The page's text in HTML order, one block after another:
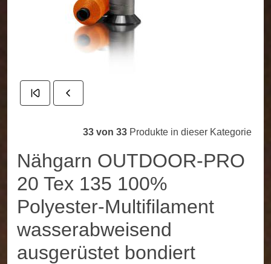
33 von 33 Produkte in dieser Kategorie
Nähgarn OUTDOOR-PRO
20 Tex 135 100%
Polyester-Multifilament
wasserabweisend
ausgerüstet bondiert